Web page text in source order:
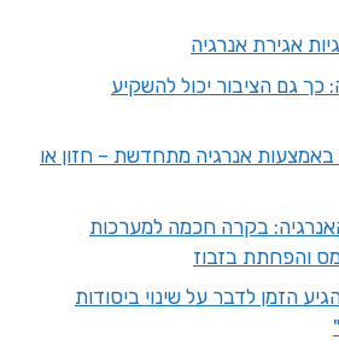
אגירת אנרגיה
כך גם הציבור יכול להשקיע
באמצעות אנרגיה מתחדשת – חזון או
בקרה חכמה למערכות
והפחתת בזבוז
מליק בניוז1: "הגיע הזמן לדבר על שינוי ביסודות